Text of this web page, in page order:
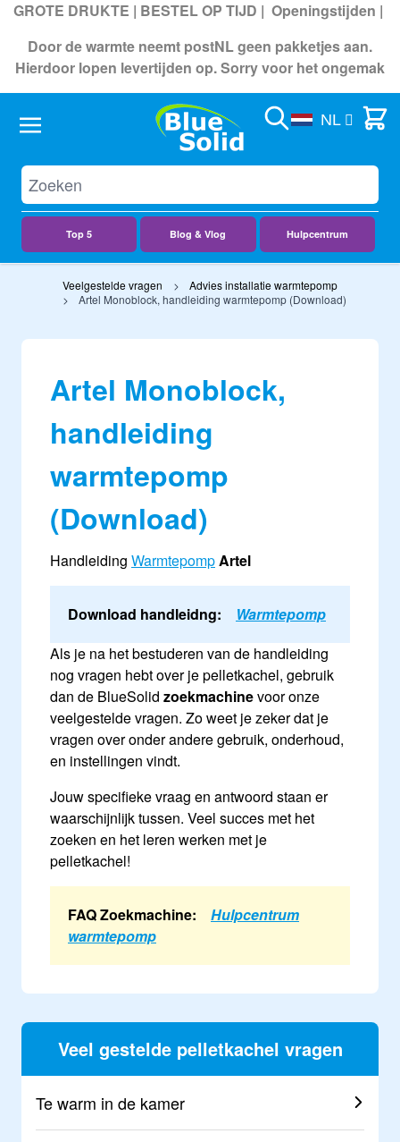
GROTE DRUKTE | BESTEL OP TIJD | Openingstijden |
Door de warmte neemt postNL geen pakketjes aan.
Hierdoor lopen levertijden op. Sorry voor het ongemak
Top 5 Blog & Vlog Hulpcentrum
Search NL Cart
Veelgestelde vragen
Advies installatie warmtepomp
Artel Monoblock, handleiding warmtepomp (Download)
Artel Monoblock,
handleiding
warmtepomp
(Download)
Handleiding WarmtepompArtel
Download handleidng: Warmtepomp
Als je na het bestuderen van de handleiding
nog vragen hebt over je pelletkachel, gebruik
dan de BlueSolid zoekmachinevoor onze
veelgestelde vragen. Zo weet je zeker dat je
vragen over onder andere gebruik, onderhoud,
en instellingen vindt.
Jouw specifieke vraag en antwoord staan er
waarschijnlijk tussen. Veel succes met het
zoeken en het leren werken met je
pelletkachel!
FAQ Zoekmachine: Hulpcentrum
warmtepomp
Veel gestelde pelletkachel vragen
Te warm in de kamer